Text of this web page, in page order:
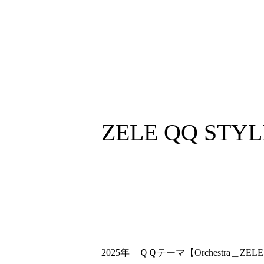
ZELE QQ
2025年 ＱＱテーマ【Orchestra＿